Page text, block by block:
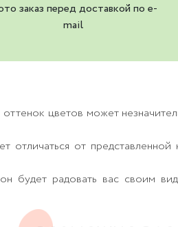
заказ перед доставкой по e-
mail
цветов может
отличаться от
будет радовать вас своим